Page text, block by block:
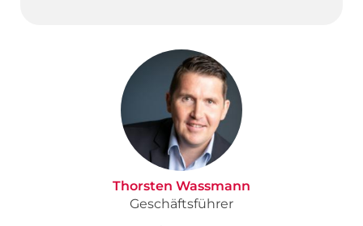
Thorsten Wassmann
Geschäftsführer